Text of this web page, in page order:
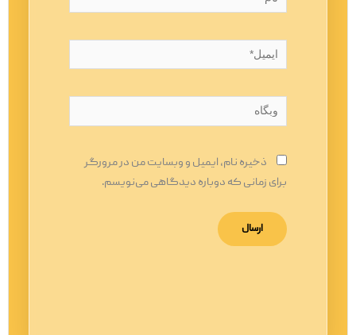
ایمیل*
وبگاه
ذخیره نام، ایمیل و وبسایت من در مرورگر
برای زمانی که دوباره دیدگاهی می‌نویسم.